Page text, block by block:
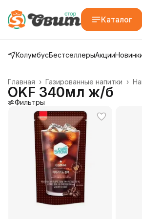
Каталог
КолумбусБестселлерыАкции
Газированные напитки ›
Главная ›
OKF 340мл ж/б
Фильтры